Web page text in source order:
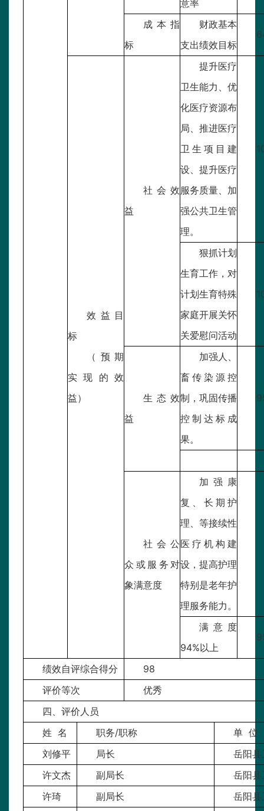
意率
成本指
标
财政基本
支出绩效目标
效益目
标
（预期
实现的效
益）
社会效
益
提升医疗
卫生能力、优
化医疗资源布
局、推进医疗
卫生项目建
设、提升医疗
服务质量、加
强公共卫生管
理。
狠抓计划
生育工作，对
计划生育特殊
家庭开展关怀
关爱慰问活动
生态效
益
加强人、
畜传染源控
制，巩固传播
控制达标成
果。
社会公
众或服务对
象满意度
加强康
复、长期护
理、等接续性
医疗机构建
设，提高护理
特别是老年护
理服务能力。
满意度
94%以上
绩效自评综合得分
98
评价等次
优秀
四、评价人员
姓 名
职务/职称
单 位
刘修平
局长
岳阳
许文杰
副局长
岳阳
许琦
副局长
岳阳